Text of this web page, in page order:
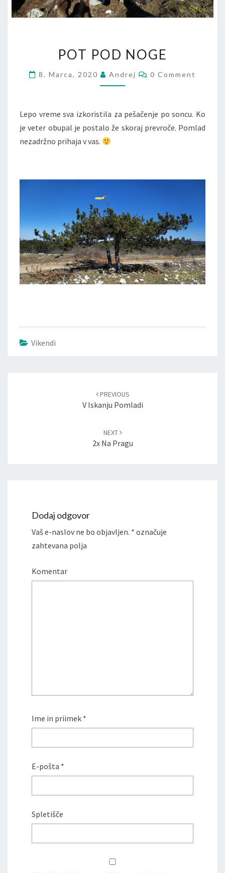
POT POD NOGE
8. Marca, 2020 Andrej 0 Comment
Lepo vreme sva izkoristila za pešačenje po soncu. Ko
je veter obupal je postalo že skoraj prevroče. Pomlad
nezadržno prihaja v vas.
Vikendi
PREVIOUS
V Iskanju Pomladi
NEXT
2x Na Pragu
Dodaj odgovor
Vaš e-naslov ne bo objavljen. * označuje
zahtevana polja
Komentar
Ime in priimek *
E-pošta *
Spletišče